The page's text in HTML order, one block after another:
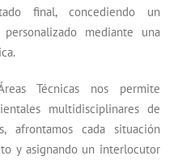
final, concediendo un
mediante una
Técnicas nos permite
multidisciplinares de
afrontamos cada situación
y asignando un interlocutor